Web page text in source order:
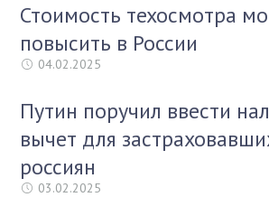
Стоимость техосмотра
повысить в России
04.02.2025
Путин поручил ввести
вычет для
россиян
03.02.2025